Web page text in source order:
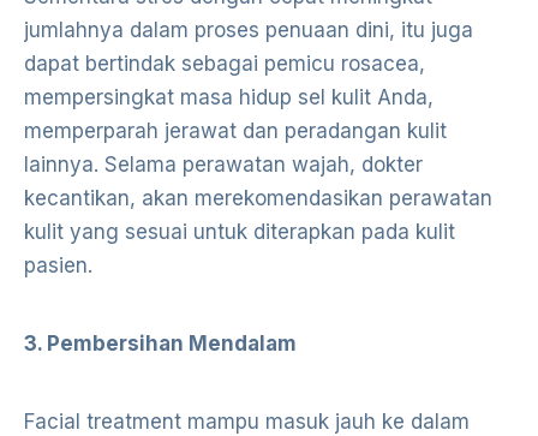
jumlahnya dalam proses penuaan dini, itu juga
dapat bertindak sebagai pemicu rosacea,
mempersingkat masa hidup sel kulit Anda,
memperparah jerawat dan peradangan kulit
lainnya. Selama perawatan wajah, dokter
kecantikan, akan merekomendasikan perawatan
kulit yang sesuai untuk diterapkan pada kulit
pasien.
3. Pembersihan Mendalam
Facial treatment mampu masuk jauh ke dalam